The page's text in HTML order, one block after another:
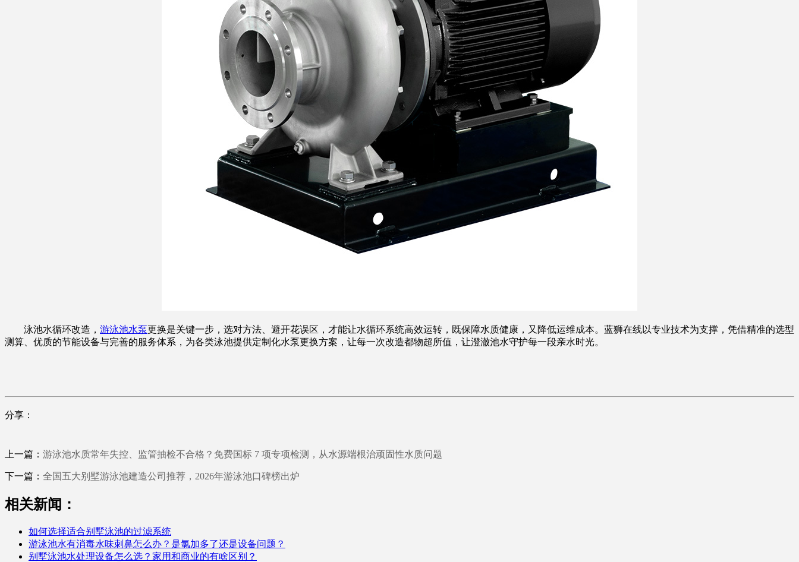
泳池水循环改造， 游泳池水泵更换是关键一步，选对方法、避开花误区，才能让水循环系统高效运转，既保障水质健康，又降低运维成本。蓝狮在线以专业技术为支撑，凭借精准的选型
测算、优质的节能设备与完善的服务体系，为各类泳池提供定制化水泵更换方案，让每一次改造都物超所值，让澄澈池水守护每一段亲水时光。
分享：
上一篇： 游泳池水质常年失控、监管抽检不合格？免费国标 7 项专项检测，从水源端根治顽固性水质问题
下一篇： 全国五大别墅游泳池建造公司推荐，2026年游泳池口碑榜出炉
相关新闻：
如何选择适合别墅泳池的过滤系统
游泳池水有消毒水味刺鼻怎么办？是氯加多了还是设备问题？
别墅泳池水处理设备怎么选？家用和商业的有啥区别？